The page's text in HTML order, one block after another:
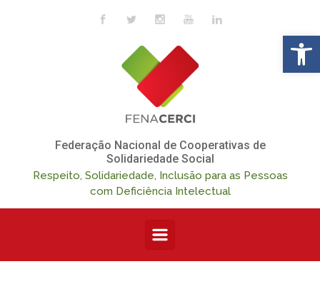
Skip to main content
Federação Nacional de Cooperativas de
Solidariedade Social
Respeito, Solidariedade, Inclusão para as Pessoas
com Deficiência Intelectual